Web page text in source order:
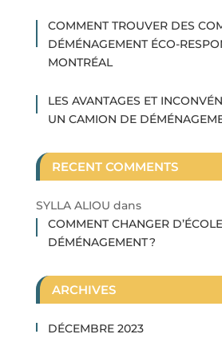
COMMENT TROUVER DES
DÉMÉNAGEMENT ÉCO-
MONTRÉAL
LES AVANTAGES ET
UN CAMION DE
RECENT COMMENTS
SYLLA ALIOU dans
COMMENT CHANGER
DÉMÉNAGEMENT ?
ARCHIVES
DÉCEMBRE 2023